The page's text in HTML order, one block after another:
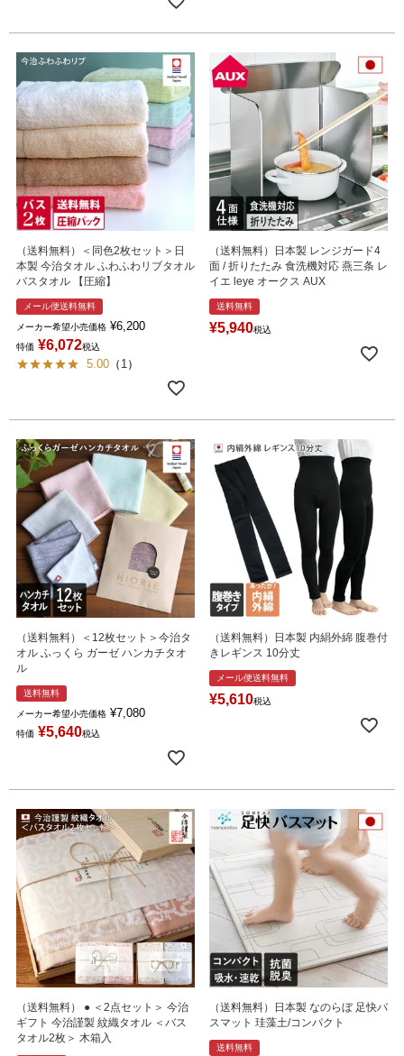
（送料無料）＜同色2枚セット＞日
本製 今治タオル ふわふわリブタオル
バスタオル 【圧縮】
メール便送料無料
メーカー希望小売価格 ¥6,200
特価 ¥6,072税込
5.00 （ 1 ）
（送料無料）日本製 レンジガード4
面 / 折りたたみ 食洗機対応 燕三条 レ
イエ leye オークス AUX
送料無料
¥5,940税込
（送料無料）＜12枚セット＞今治タ
オル ふっくら ガーゼ ハンカチタオ
ル
送料無料
メーカー希望小売価格 ¥7,080
特価 ¥5,640税込
（送料無料）日本製 内絹外綿 腹巻付
きレギンス 10分丈
メール便送料無料
¥5,610税込
（送料無料） ● ＜2点セット＞ 今治
ギフト 今治謹製 紋織タオル ＜バス
タオル2枚＞ 木箱入
（送料無料）日本製 なのらぼ 足快バ
スマット 珪藻土/コンパクト
送料無料